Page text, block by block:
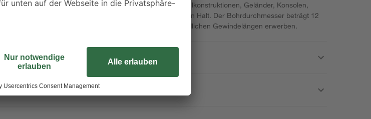
bewerkstelligen. Ebenso erhalten hierdurch Stahlkonstruktionen, Geländer, Konsolen,
Kabeltrassen, Treppen, Tore und Fassaden festen Halt. Der Bohrdurchmesser beträgt 12
mm. Sie können den Bolzenanker in unterschiedlichen Gewindelängen erwerben.